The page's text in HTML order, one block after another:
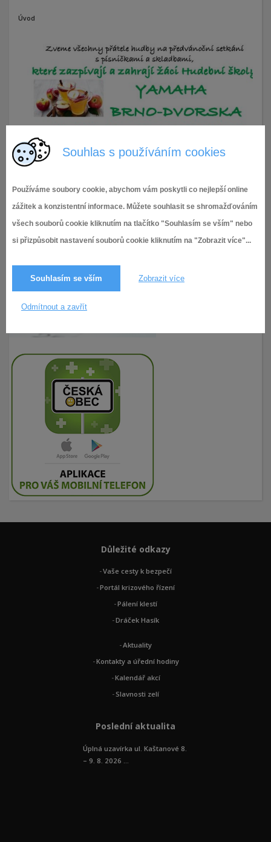
Souhlas s používáním cookies
Používáme soubory cookie, abychom vám poskytli co nejlepší online
zážitek a konzistentní informace. Můžete souhlasit se shromažďováním
všech souborů cookie kliknutím na tlačítko "Souhlasím se vším" nebo
si přizpůsobit nastavení souborů cookie kliknutím na "Zobrazit více"...
Souhlasím se vším Zobrazit více
Odmítnout a zavřít
Úvod
Důležité odkazy
Vaše cesty k bezpečí
Portál krizového řízení
Pálení klestí
Dráček Hasík
Aktuality
Kontakty a úřední hodiny
Kalendář akcí
Slavnosti zelí
Poslední aktualita
Úplná uzavírka ul. Kaštanové 8.
– 9. 8. 2026 ...